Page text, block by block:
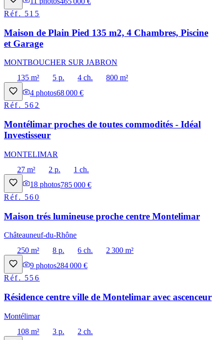
Réf. 515
Maison de Plain Pied 135 m2, 4 Chambres, Piscine
et Garage
MONTBOUCHER SUR JABRON
135 m²
5 p. 4 ch.
800 m²
4 photos68 000 €
Réf. 562
Montélimar proches de toutes commodités - Idéal
Investisseur
MONTELIMAR
27 m²
2 p.
1 ch.
18 photos785 000 €
Réf. 560
Maison trés lumineuse proche centre Montelimar
Châteauneuf-du-Rhône
250 m²
8 p. 6 ch.
2 300 m²
9 photos284 000 €
Réf. 556
Résidence centre ville de Montelimar avec ascenceur
Montélimar
108 m²
3 p.
2 ch.